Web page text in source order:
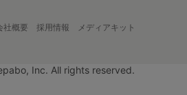
社概要 採用情報 メディアキット
Inc. All rights reserved.